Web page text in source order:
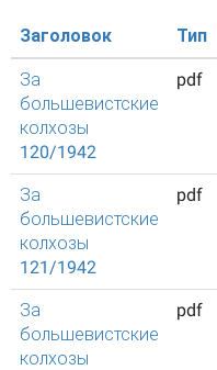
Заголовок Тип
За
большевистские
колхозы
120/1942
pdf
За
большевистские
колхозы
121/1942
pdf
За
большевистские
колхозы
pdf